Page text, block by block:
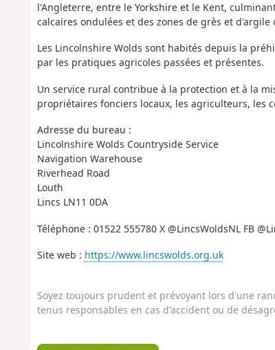
l'Angleterre, entre le Yorkshire et le Kent,
calcaires ondulées et des zones de grès et
Les Lincolnshire Wolds sont habités depuis la
par les pratiques agricoles passées et présentes.
Un service rural contribue à la protection et à la
propriétaires fonciers locaux, les agriculteurs, les
Adresse du bureau :
Lincolnshire Wolds Countryside Service
Navigation Warehouse
Riverhead Road
Louth
Lincs LN11 0DA
Téléphone : 01522 555780 X @LincsWoldsNL FB
Site web : https://www.lincswolds.org.uk
Soyez toujours prudent et prévoyant lors d'une
tenus responsables en cas d'accident ou de